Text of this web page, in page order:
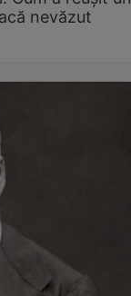
nevăzut